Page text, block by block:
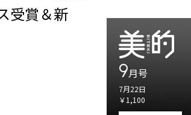
受賞＆新
9月号
7月22日
￥1,100